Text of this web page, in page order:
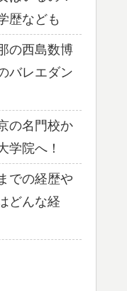
歴なども
の西島数博
バレエダン
の名門校か
学院へ！
での経歴や
どんな経